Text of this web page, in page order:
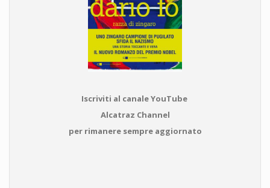
Iscriviti al canale YouTube
Alcatraz Channel
per rimanere sempre aggiornato